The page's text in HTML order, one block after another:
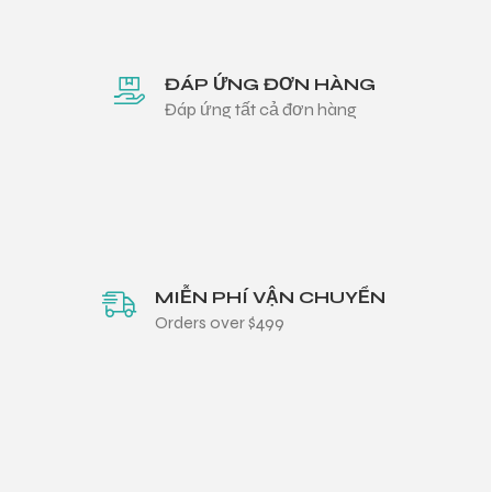
ĐÁP ỨNG ĐƠN HÀNG
Đáp ứng tất cả đơn hàng
MIỄN PHÍ VẬN CHUYỂN
Orders over $499